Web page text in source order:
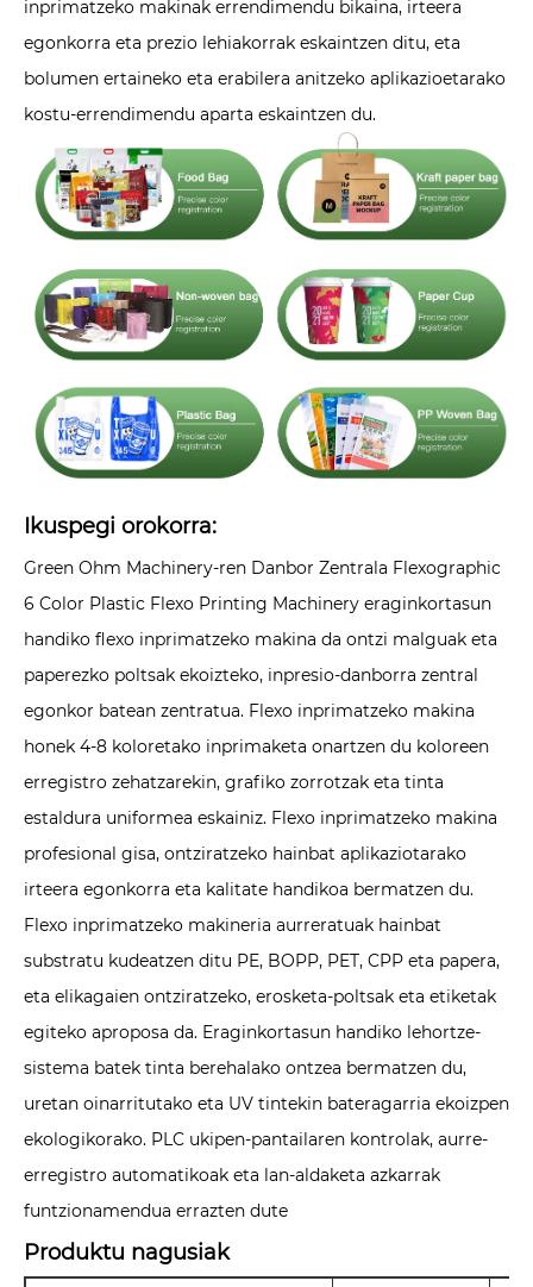
inprimatzeko makinak errendimendu bikaina, irteera
egonkorra eta prezio lehiakorrak eskaintzen ditu, eta
bolumen ertaineko eta erabilera anitzeko aplikazioetarako
kostu-errendimendu aparta eskaintzen du.
Ikuspegi orokorra:
Green Ohm Machinery-ren Danbor Zentrala Flexographic
6 Color Plastic Flexo Printing Machinery eraginkortasun
handiko flexo inprimatzeko makina da ontzi malguak eta
paperezko poltsak ekoizteko, inpresio-danborra zentral
egonkor batean zentratua. Flexo inprimatzeko makina
honek 4-8 ​​koloretako inprimaketa onartzen du koloreen
erregistro zehatzarekin, grafiko zorrotzak eta tinta
estaldura uniformea ​​eskainiz. Flexo inprimatzeko makina
profesional gisa, ontziratzeko hainbat aplikaziotarako
irteera egonkorra eta kalitate handikoa bermatzen du.
Flexo inprimatzeko makineria aurreratuak hainbat
substratu kudeatzen ditu PE, BOPP, PET, CPP eta papera,
eta elikagaien ontziratzeko, erosketa-poltsak eta etiketak
egiteko aproposa da. Eraginkortasun handiko lehortze-
sistema batek tinta berehalako ontzea bermatzen du,
uretan oinarritutako eta UV tintekin bateragarria ekoizpen
ekologikorako. PLC ukipen-pantailaren kontrolak, aurre-
erregistro automatikoak eta lan-aldaketa azkarrak
funtzionamendua errazten dute
Produktu nagusiak